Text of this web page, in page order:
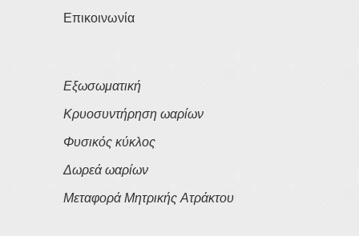
Επικοινωνία
Εξωσωματική
Κρυοσυντήρηση ωαρίων
Φυσικός κύκλος
Δωρεά ωαρίων
Μεταφορά Μητρικής Ατράκτου